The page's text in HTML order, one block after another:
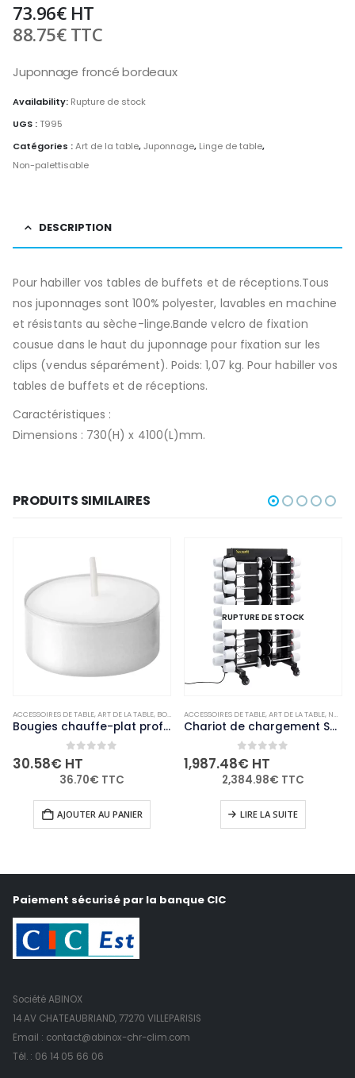
73.96€HT
88.75€TTC
Juponnage froncé bordeaux
Availability: Rupture de stock
UGS :T995
Catégories :Art de la table,Juponnage, Linge de table,
Non-palettisable
DESCRIPTION
Pour habiller vos tables de buffets et de réceptions.Tous
nos juponnages sont 100% polyester, lavables en machine
et résistants au sèche-linge.Bande velcro de fixation
cousue dans le haut du juponnage pour fixation sur les
clips (vendus séparément). Poids: 1,07 kg. Pour habiller vos
tables de buffets et de réceptions.
Caractéristiques :
Dimensions : 730(H) x 4100(L)mm.
PRODUITS SIMILAIRES
,NON-PALETTISABLE
ACCESSOIRES DE TABLE,ART DE LA TABLE, BOUGIES ET PHOTOPHORES ,NON-PALETTISABLE
Bougies chauffe-plat professionnelles Bolsius 4 heures (lot de 200)
0out of 5
30.58€ HT
36.70€ TTC
AJOUTER AU PANIER
RUPTURE DE STOCK
ACCESSOIRES DE TABLE,ART DE LA TABLE, NON-PALETTISABLE
Chariot de chargement Securit pour 36 lampes de table adapté à GR652 GR655 GR656 GR657 GR658
0out of 5
1,987.48€ HT
2,384.98€ TTC
LIRE LA SUITE
Paiement sécurisé par la banque CIC
Société ABINOX
14 AV CHATEAUBRIAND, 77270 VILLEPARISIS
Email : contact@abinox-chr-clim.com
Tél. : 06 14 05 66 06